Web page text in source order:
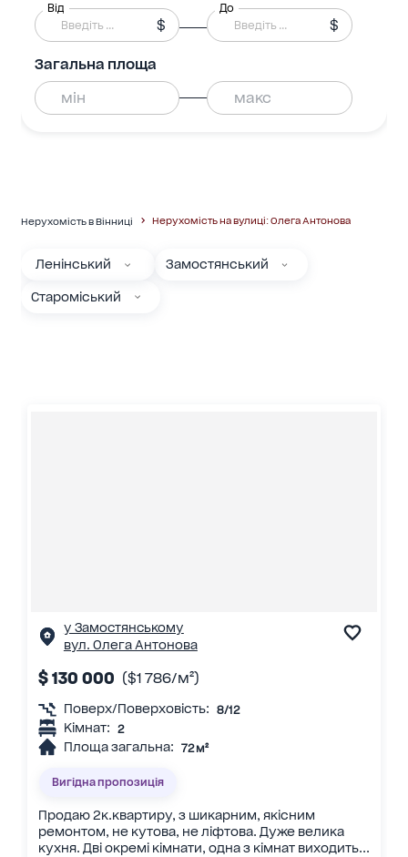
Від
$
До
$
Загальна площа
Нерухомість в Вінниці Нерухомість на вулиці: Олега Антонова
Ленінський Замостянський
Староміський
у Замостянському
вул. Олега Антонова
$ 130 000 ($1 786/м²)
Поверх/Поверховість: 8/12
Кімнат: 2
Площа загальна: 72 м²
Вигідна пропозиція
Продаю 2к.квартиру, з шикарним, якісним
ремонтом, не кутова, не ліфтова. Дуже велика
кухня. Дві окремі кімнати, одна з кімнат виходить...